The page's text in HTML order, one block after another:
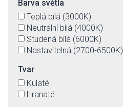
Barva světla
Teplá bílá (3000K)
Neutrální bílá (4000K)
Studená bílá (6000K)
Nastavitelná (2700-6500K)
Tvar
Kulaté
Hranaté